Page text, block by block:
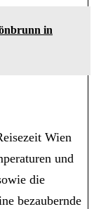
in
Wien
und
die
bezaubernde